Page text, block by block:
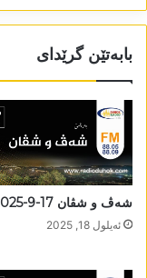
بابەتێن گرێدای
شەڤ و شڤان 17-9-2025
ئه‌یلول 18, 2025